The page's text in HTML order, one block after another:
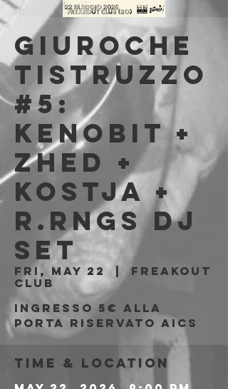
giuroche
tistruzzo
#5:
Kenobit +
Zhed +
Kostja +
r.rngs dj
set
Fri, May 22
  |
Freakout
Club
Ingresso 5€ alla
porta riservato AICS
Time & Location